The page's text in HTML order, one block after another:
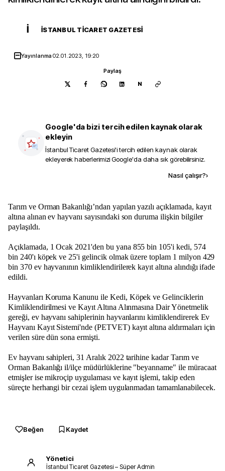
İ İSTANBUL TICARET GAZETESI
Yayınlanma02.01.2023, 19:20
Paylaş
N
Google'da bizi tercih edilen kaynak olarak
ekleyin
İstanbul Ticaret Gazetesi'i tercih edilen kaynak olarak
ekleyerek haberlerimizi Google'da daha sık görebilirsiniz.
Nasıl çalışır?›
Tarım ve Orman Bakanlığı’ndan yapılan yazılı açıklamada, kayıt
altına alınan ev hayvanı sayısındaki son duruma ilişkin bilgiler
paylaşıldı.
Açıklamada, 1 Ocak 2021'den bu yana 855 bin 105'i kedi, 574
bin 240'ı köpek ve 25'i gelincik olmak üzere toplam 1 milyon 429
bin 370 ev hayvanının kimliklendirilerek kayıt altına alındığı ifade
edildi.
Hayvanları Koruma Kanunu ile Kedi, Köpek ve Gelinciklerin
Kimliklendirilmesi ve Kayıt Altına Alınmasına Dair Yönetmelik
gereği, ev hayvanı sahiplerinin hayvanlarını kimliklendirerek Ev
Hayvanı Kayıt Sistemi'nde (PETVET) kayıt altına aldırmaları için
verilen süre dün sona ermişti.
Ev hayvanı sahipleri, 31 Aralık 2022 tarihine kadar Tarım ve
Orman Bakanlığı il/ilçe müdürlüklerine "beyanname" ile müracaat
etmişler ise mikroçip uygulaması ve kayıt işlemi, takip eden
süreçte herhangi bir cezai işlem uygulanmadan tamamlanabilecek.
Beğen Kaydet
Yönetici
İstanbul Ticaret Gazetesi – Süper Admin